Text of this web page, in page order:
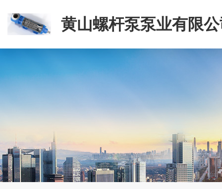
黄山螺杆泵泵业有限